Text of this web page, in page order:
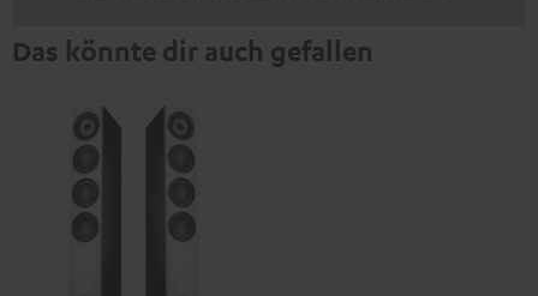
Das könnte dir auch gefallen